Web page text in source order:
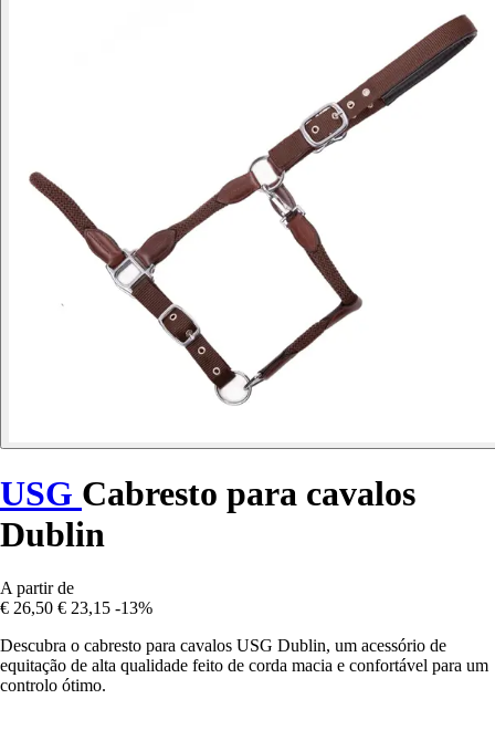
USG Cabresto para cavalos
Dublin
A partir de
€ 26,50 € 23,15 -13%
Descubra o cabresto para cavalos USG Dublin, um acessório de
equitação de alta qualidade feito de corda macia e confortável para um
controlo ótimo.